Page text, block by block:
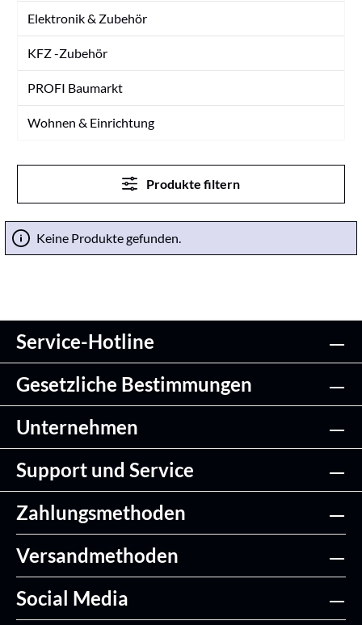
Elektronik & Zubehör
KFZ -Zubehör
PROFI Baumarkt
Wohnen & Einrichtung
Produkte filtern
Keine Produkte gefunden.
Service-Hotline
Gesetzliche Bestimmungen
Unternehmen
Support und Service
Zahlungsmethoden
Versandmethoden
Social Media